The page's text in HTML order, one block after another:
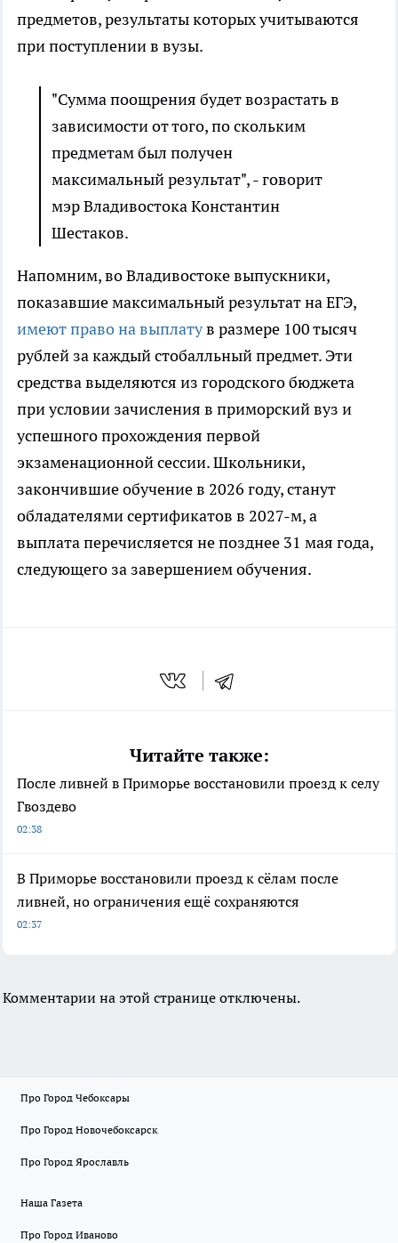
предметов, результаты которых учитываются
при поступлении в вузы.
"Сумма поощрения будет возрастать в
зависимости от того, по скольким
предметам был получен
максимальный результат", - говорит
мэр Владивостока Константин
Шестаков.
Напомним, во Владивостоке выпускники,
показавшие максимальный результат на ЕГЭ,
имеют право на выплатув размере 100 тысяч
рублей за каждый стобалльный предмет. Эти
средства выделяются из городского бюджета
при условии зачисления в приморский вуз и
успешного прохождения первой
экзаменационной сессии. Школьники,
закончившие обучение в 2026 году, станут
обладателями сертификатов в 2027-м, а
выплата перечисляется не позднее 31 мая года,
следующего за завершением обучения.
Читайте также:
После ливней в Приморье восстановили проезд к селу
Гвоздево
02:38
В Приморье восстановили проезд к сёлам после
ливней, но ограничения ещё сохраняются
02:37
Комментарии на этой странице отключены.
Про Город Чебоксары
Про Город Новочебоксарск
Про Город Ярославль
Наша Газета
Про Город Иваново